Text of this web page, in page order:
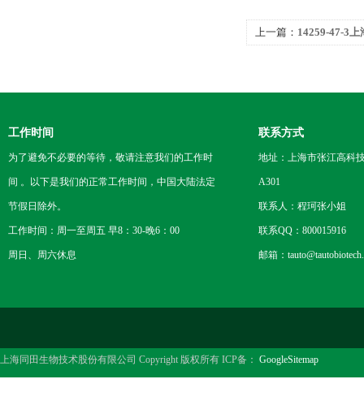
上一篇： 14259-47-3
工作时间
为了避免不必要的等待，敬请注意我们的工作时
间 。以下是我们的正常工作时间，中国大陆法定
节假日除外。
工作时间：周一至周五 早8：30-晚6：00
周日、周六休息
联系方式
地址：上海市张江高科
A301
联系人：程珂张小姐
联系QQ：800015916
邮箱：
上海同田生物技术股份有限公司 Copyright 版权所有 ICP备： GoogleSitemap